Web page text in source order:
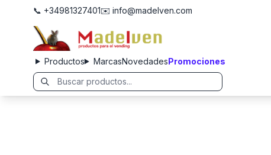
📞 +34981327401✉️ info@madelven.com
Productos MarcasNovedadesPromociones